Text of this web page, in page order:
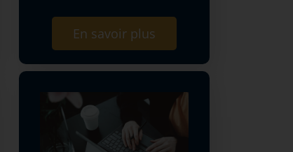
En savoir plus